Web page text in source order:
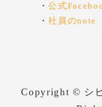
・公式
・社員のnote
Copyright © シ